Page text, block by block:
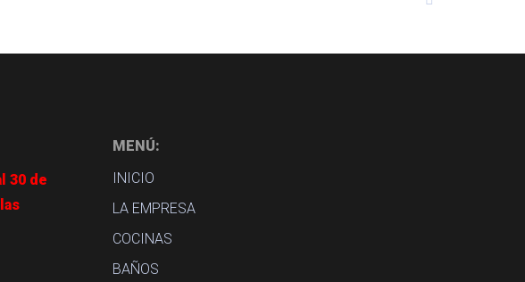
30 de
MENÚ:
INICIO
LA EMPRESA
COCINAS
BAÑOS